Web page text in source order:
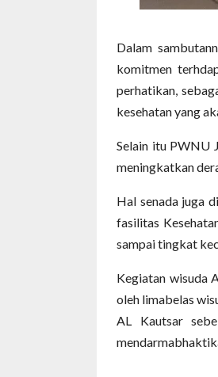
Dalam
komitmen
perhatikan,
kesehatan yang
Selain itu PWNU
meningkatkan
Hal senada juga
fasilitas
sampai tingkat
Kegiatan wisuda
oleh limabelas
AL Kautsar